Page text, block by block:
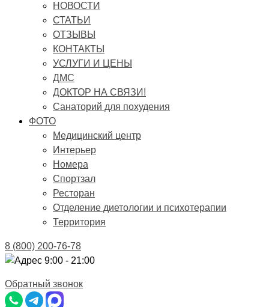
НОВОСТИ
СТАТЬИ
ОТЗЫВЫ
КОНТАКТЫ
УСЛУГИ И ЦЕНЫ
ДМС
ДОКТОР НА СВЯЗИ!
Санаторий для похудения
ФОТО
Медицинский центр
Интерьер
Номера
Спортзал
Ресторан
Отделение диетологии и психотерапии
Территория
8 (800) 200-76-78
9:00 - 21:00
Обратный звонок